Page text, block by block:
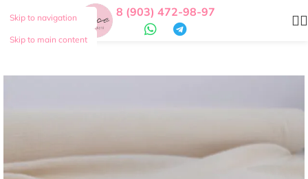
Skip to navigation
Skip to main content
8 (903) 472-98-97